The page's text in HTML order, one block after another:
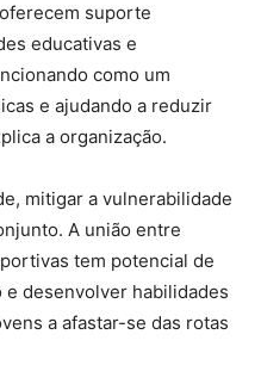
suporte
educativas e
como um
e ajudando a reduzir
a organização.
mitigar a vulnerabilidade
A união entre
tem potencial de
desenvolver habilidades
a afastar-se das rotas